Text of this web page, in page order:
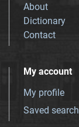
About
Dictionary
Contact
My account
My profile
Saved